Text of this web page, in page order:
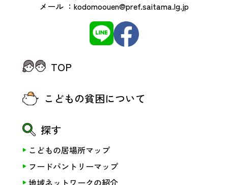
メール ： kodomoouen@pref.saitama.lg.jp
TOP
こどもの貧困について
探す
こどもの居場所マップ
フードパントリーマップ